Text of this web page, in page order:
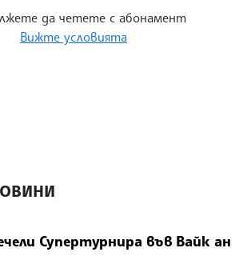
да четете с абонамент
Вижте условията
Супертурнира във Вайк ан